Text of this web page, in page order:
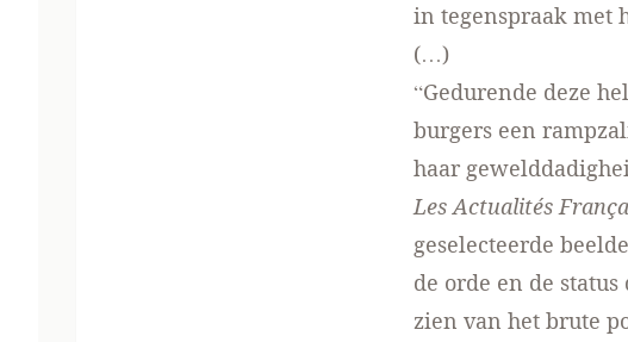
in tegenspraak met
(…)
“Gedurende deze
burgers een
haar
Les Actualités
geselecteerde
de orde en de
zien van het brute